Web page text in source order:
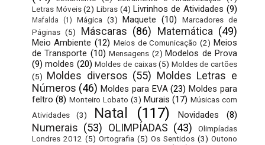
Letras Móveis (2) Libras (4) Livrinhos de Atividades (9)
Mafalda (1) Mágica (3) Maquete (10)
Marcadores de
Páginas (5) Máscaras (86) Matemática (49)
Meio Ambiente (12) Meios de Comunicação (2) Meios
de Transporte (10) Mensagens (2) Modelos de Prova
(9) moldes (20) Moldes de caixas (5) Moldes de cartões
(5) Moldes diversos (55) Moldes Letras e
Números (46) Moldes para EVA (23) Moldes para
feltro (8) Monteiro Lobato (3) Murais (17) Músicas com
Atividades
(3) Natal (117) Novidades (8)
Numerais (53) OLIMPÍADAS (43)
Olimpíadas
Londres 2012 (5) Ortografia (5) Os Sentidos (3) Outono